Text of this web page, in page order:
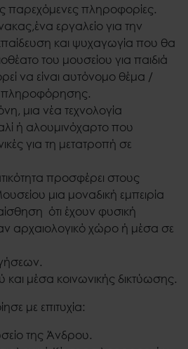
τις παρεχόμενες πληροφορίες.
εργαλείο για την
και ψυχαγωγία που θα
του μουσείου για παιδιά
να είναι αυτόνομο θέμα /
πληροφόρησης.
μια νέα τεχνολογία
ή αλουμινόχαρτο που
για τη μετατροπή σε
προσφέρει στους
μια μοναδική εμπειρία
ότι έχουν φυσική
αρχαιολογικό χώρο ή μέσα σε
και μέσα κοινωνικής δικτύωσης.
με επιτυχία:
της Άνδρου.